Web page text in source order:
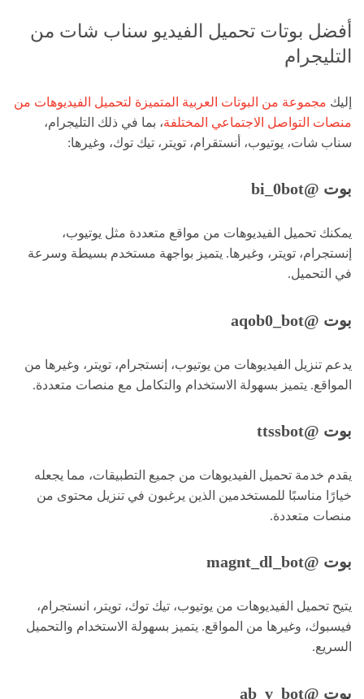
أفضل بوتات تحميل الفيديو سناب شات من
التليجرام
إليك مجموعة من البوتات العربية المتميزة لتحميل الفيديوهات من
منصات التواصل الاجتماعي المختلفة، بما في ذلك التليجرام،
سناب شات، يوتيوب، أنستقرام، تويتر، تيك توك، وغيرها:
بوت @bi_0bot
يمكنك تحميل الفيديوهات من مواقع متعددة مثل يوتيوب،
إنستجرام، تويتر، وغيرها. يتميز بواجهة مستخدم بسيطة وسرعة
في التحميل.
بوت @aqob0_bot
يدعم تنزيل الفيديوهات من يوتيوب، إنستجرام، تويتر، وغيرها من
المواقع. يتميز بسهولة الاستخدام والتكامل مع منصات متعددة.
بوت @ttssbot
يقدم خدمة تحميل الفيديوهات من جميع التطبيقات، مما يجعله
خيارًا مناسبًا للمستخدمين الذين يرغبون في تنزيل محتوى من
منصات متعددة.
بوت @magnt_dl_bot
يتيح تحميل الفيديوهات من يوتيوب، تيك توك، تويتر، انستجرام،
فيسبوك، وغيرها من المواقع. يتميز بسهولة الاستخدام والتحميل
السريع.
بوت @ab_v_bot